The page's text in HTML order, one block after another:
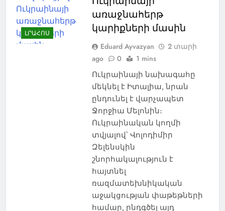
ԼՐԱՀՈՍ
առաջնահերթ
կարիքների մասին
Eduard Ayvazyan
2 տարի
ago
0 1 mins
Ուկրաինայի նախագահը
մեկնել է Իտալիա, նրան
ընդունել է վարչապետ
Ջորջիա Մելոնին։
Ուկրաինական կողմի
տվյալով՝ Վոլոդիմիր
Զելենսկին
շնորհակալություն է
հայտնել
ռազմատեխնիկական
աջակցության փաթեթների
համար, ընդգծել այդ